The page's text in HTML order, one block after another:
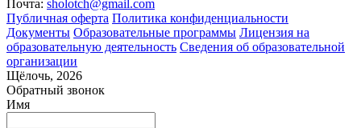
Почта: sholotch@gmail.com
Публичная оферта Политика конфиденциальности
Документы Образовательные программы Лицензия на
образовательную деятельность Сведения об образовательной
организации
Щёлочь, 2026
Обратный звонок
Имя